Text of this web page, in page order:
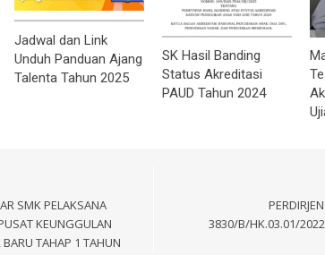
Jadwal dan Link
Unduh Panduan Ajang
Talenta Tahun 2025
SK Hasil Banding
Status Akreditasi
PAUD Tahun 2024
SMK PELAKSANA
KEUNGGULAN
BARU TAHAP 1 TAHUN
3830/B/HK.03.01/2022